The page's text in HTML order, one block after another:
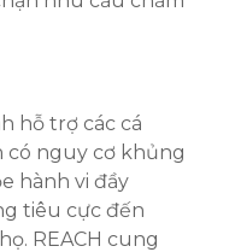
hỗ trợ các cá
nguy cơ khủng
hành vi đầy
tiêu cực đến
REACH cung